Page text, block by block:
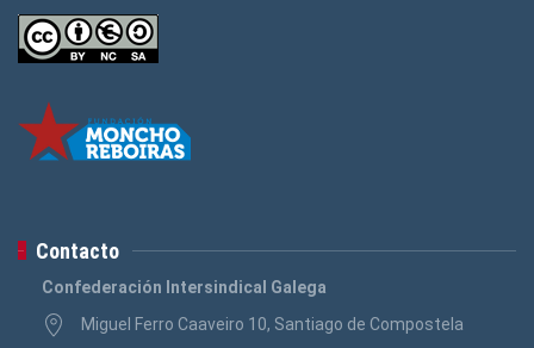
Contacto
Confederación Intersindical Galega
Miguel Ferro Caaveiro 10, Santiago de Compostela